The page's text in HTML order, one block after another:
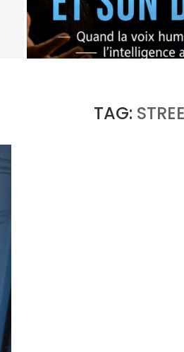
OPÉRA X IA :
byPascal
TAG: